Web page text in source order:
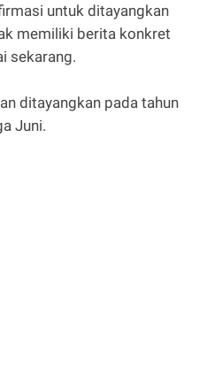
untuk ditayangkan
memiliki berita konkret
sekarang.
ditayangkan pada tahun
Juni.